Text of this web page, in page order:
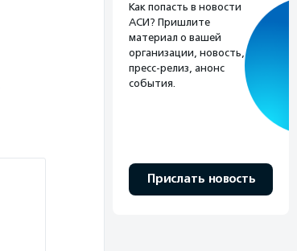
Как попасть в новости
АСИ? Пришлите
материал о вашей
организации, новость,
пресс-релиз, анонс
события.
Прислать новость